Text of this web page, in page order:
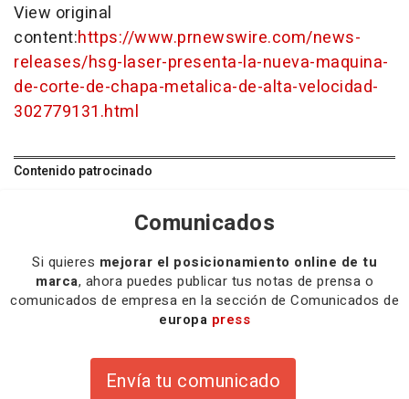
View original
content:https://www.prnewswire.com/news-
releases/hsg-laser-presenta-la-nueva-maquina-
de-corte-de-chapa-metalica-de-alta-velocidad-
302779131.html
Contenido patrocinado
Comunicados
Si quieres mejorar el posicionamiento online de tu
marca, ahora puedes publicar tus notas de prensa o
comunicados de empresa en la sección de Comunicados de
europa press
Envía tu comunicado